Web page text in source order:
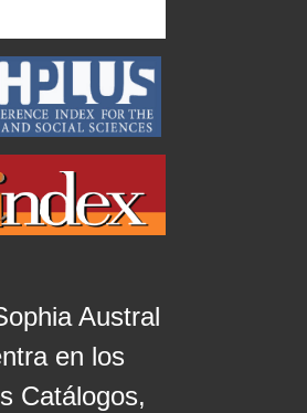
Austral
en los
Catálogos,